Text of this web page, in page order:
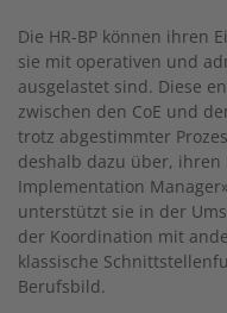
Die HR-BP können ihren
sie mit operativen und
ausgelastet sind. Diese
zwischen den CoE und
trotz abgestimmter
deshalb dazu über, ihren
Implementation
unterstützt sie in der
der Koordination mit
klassische
Berufsbild.